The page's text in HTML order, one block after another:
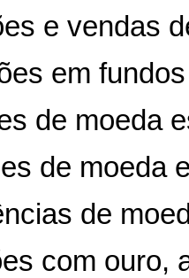
e vendas
em
de moeda
de moeda
de
com ouro,